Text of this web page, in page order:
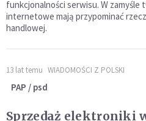
funkcjonalności serwisu. W
internetowe mają przypominać
handlowej.
13 lat temu WIADOMOŚCI Z POLSKI
PAP / psd
Sprzedaż elektroniki